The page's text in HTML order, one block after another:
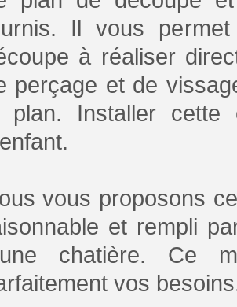
Il vous
à réaliser
perçage et de
plan. Installer cette
vous proposons
et rempli
chatière. Ce
vos